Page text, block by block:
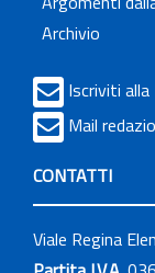
Archivio
Iscriviti
Mail
CONTATTI
Viale Regina